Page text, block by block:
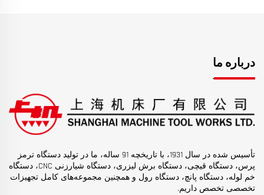
درباره ما
تأسیس شده در سال 1931، با تاریخچه 91 ساله، ما در تولید دستگاه ترمز
پرس، دستگاه قیچی، دستگاه برش لیزری، دستگاه شیارزنی CNC، دستگاه
خم لوله، دستگاه پانچ، دستگاه رول و همچنین مجموعه‌های کامل تجهیزات
تخصصی تخصص داریم.